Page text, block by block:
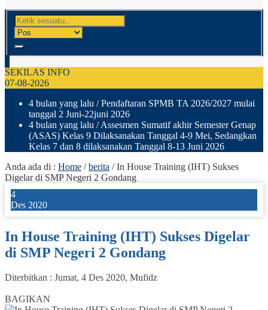
SEKILAS INFO
07-08-2026
4 bulan yang lalu / Pendaftaran SPMB TA 2026/2027 mulai
tanggal 2 Juni-22juni 2026
4 bulan yang lalu / Assesmen Sumatif akhir Semester Genap
(ASAS) Kelas 9 Dilaksanakan Tanggal 4-9 Mei, Sedangkan
Kelas 7 dan 8 dilaksanakan Tanggal 8-13 Juni 2026
Anda ada di : Home /berita /In House Training (IHT) Sukses
Digelar di SMP Negeri 2 Gondang
4
Des 2020
In House Training (IHT) Sukses Digelar
di SMP Negeri 2 Gondang
Diterbitkan : Jumat, 4 Des 2020, Mufidz
BAGIKAN